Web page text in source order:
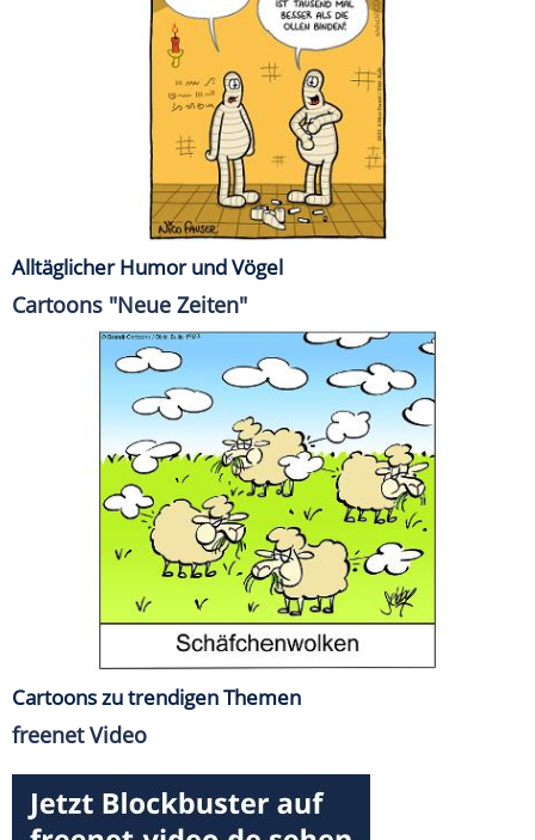
Alltäglicher Humor und Vögel
Cartoons "Neue Zeiten"
Cartoons zu trendigen Themen
freenet Video